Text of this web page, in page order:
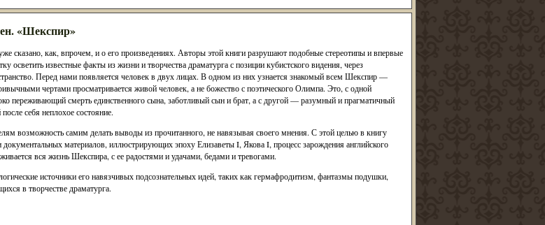
«Шекспир»
сказано, как, впрочем, и о его произведениях. Авторы этой книги разрушают подобные стереотипы и впервые
осветить известные факты из жизни и творчества драматурга с позиции кубистского видения, через
Перед нами появляется человек в двух лицах. В одном из них узнается знакомый всем Шекспир —
чертами просматривается живой человек, а не божество с поэтического Олимпа. Это, с одной
переживающий смерть единственного сына, заботливый сын и брат, а с другой — разумный и прагматичный
себя неплохое состояние.
возможность самим делать выводы из прочитанного, не навязывая своего мнения. С этой целью в книгу
документальных материалов, иллюстрирующих эпоху Елизаветы I, Якова I, процесс зарождения английского
вся жизнь Шекспира, с ее радостями и удачами, бедами и тревогами.
источники его навязчивых подсознательных идей, таких как гермафродитизм, фантазмы подушки,
в творчестве драматурга.